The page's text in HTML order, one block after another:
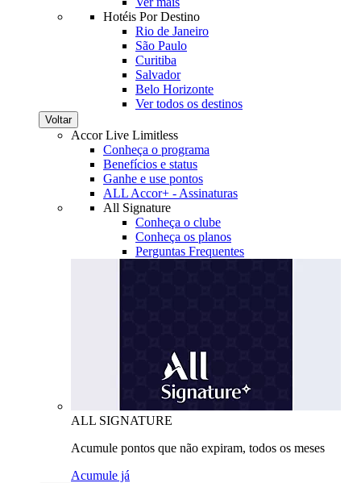
Hotéis Por Destino
Rio de Janeiro
São Paulo
Curitiba
Salvador
Belo Horizonte
Ver todos os destinos
Voltar
Accor Live Limitless
Conheça o programa
Benefícios e status
Ganhe e use pontos
ALL Accor+ - Assinaturas
All Signature
Conheça o clube
Conheça os planos
Perguntas Frequentes
ALL SIGNATURE
Acumule pontos que não expiram, todos os meses
Acumule já